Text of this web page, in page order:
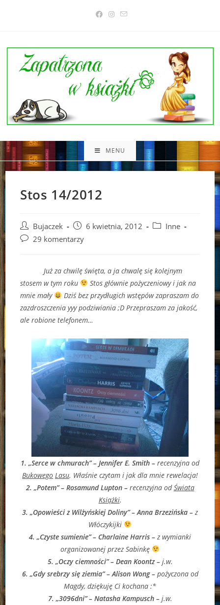
MENU
Stos 14/2012
Post
author:
Bujaczek
Post
published:
6 kwietnia, 2012
PostInne
Post29 komentarzy
Już za chwilę święta, a ja chwalę się kolejnym
stosem w tym roku
Stos głównie pożyczeniowy i jak na
mnie mały
Dziś bez przydługich wstępów zapraszam do
zazdroszczenia yyy podziwiania ;D Przepraszam za jakość,
ale robione telefonem…
1. „Serce w chmurach” – Jennifer E. Smith – recenzyjna od
Bukowego Lasu. Właśnie czytam i jak dla mnie rewelacja!
2. „Potem” – Rosamund Lupton – recenzyjna odŚwiata
Książki.
3. „Opowieści z Wilżyńskiej Doliny” – Anna Brzezińska – z
Włóczykijki
4. „Czyste sumienie” – Charlaine Harris – z wymianki
organizowanej przez Sabinkę
5. „Oczy ciemności” – Dean Koontz – j.w.
6. „Gdy srebrzy się ziemia” – Alison Wong – pożyczona od
Magdy, dziękuję Ci kochana :*
7. „3096dni” – Natasha Kampusch –j.w.